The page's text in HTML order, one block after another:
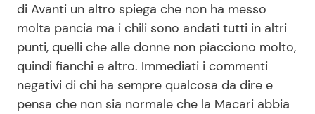
Seguici
di Avanti un altro spiega che non ha messo
molta pancia ma i chili sono andati tutti in altri
punti, quelli che alle donne non piacciono molto,
quindi fianchi e altro. Immediati i commenti
negativi di chi ha sempre qualcosa da dire e
pensa che non sia normale che la Macari abbia